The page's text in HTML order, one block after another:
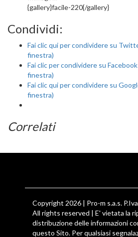
{gallery}facile-220{/gallery}
Condividi:
Fai clic qui per condividere su
finestra)
Fai clic per condividere su
finestra)
Fai clic qui per condividere su
finestra)
Correlati
Copyright 2026 | Pro-m s.a.s.
All rights reserved | E' vietata la
distribuzione delle informazioni
questo Sito. Per qualsiasi